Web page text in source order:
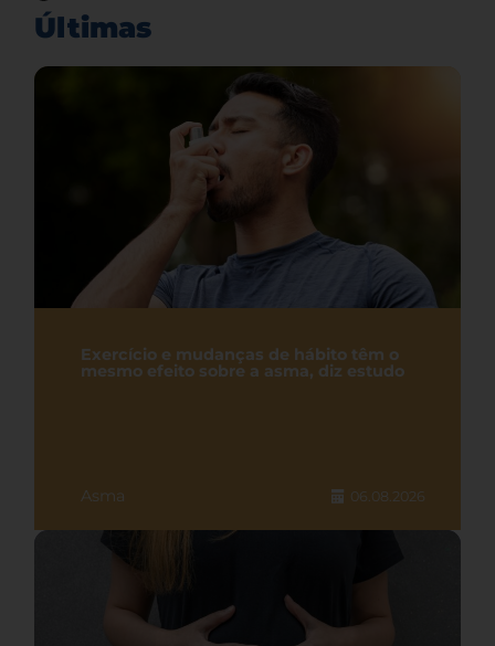
Últimas
Exercício e mudanças de hábito têm o
mesmo efeito sobre a asma, diz estudo
Asma 06.08.2026